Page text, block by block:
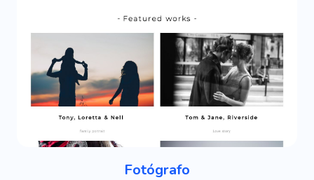
Fotógrafo